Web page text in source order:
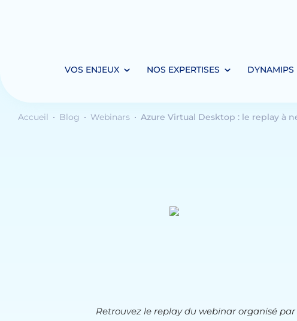
VOS ENJEUX NOS EXPERTISES DYNAMIPS
Accueil Blog Webinars Azure Virtual Desktop : le replay à
Retrouvez le replay du webinar organisé